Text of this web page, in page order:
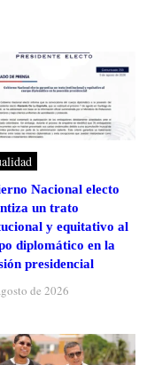
Nacional electo
un trato
y equitativo al
diplomático en la
presidencial
de 2026